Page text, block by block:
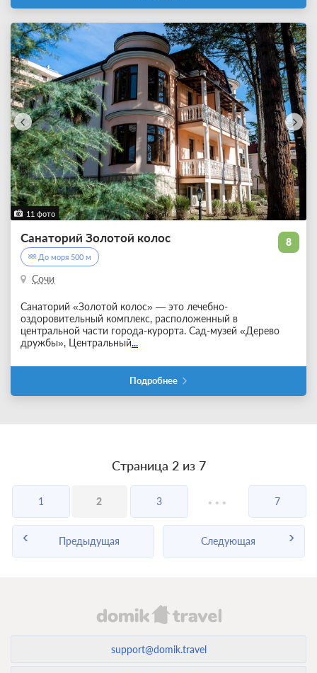
11 фото
8
Санаторий Золотой колос
До моря 500 м
Сочи
Санаторий «Золотой колос» — это лечебно-
оздоровительный комплекс, расположенный в
центральной части города-курорта. Сад-музей «Дерево
дружбы», Центральный...
Подробнее
Страница 2 из 7
Предыдущая
1 2 3 ... 7
Следующая
support@domik.travel